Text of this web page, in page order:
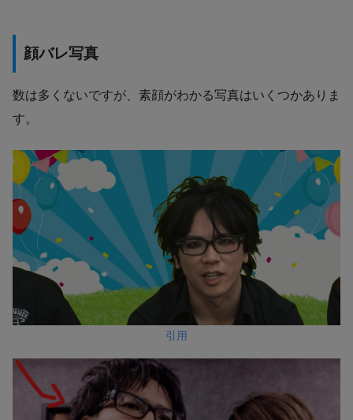
顔バレ写真
数は多くないですが、素顔がわかる写真はいくつかありま
す。
引用